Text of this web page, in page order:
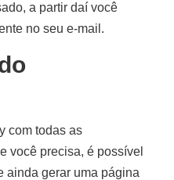
a partir daí você
no seu e-mail.
com todas as
você precisa, é possível
ainda gerar uma página